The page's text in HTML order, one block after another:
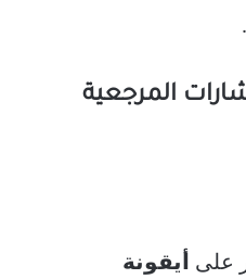
الإشارات المرجعية
على أيقونة